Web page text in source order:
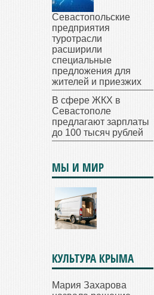
Севастопольские
предприятия
туротрасли
расширили
специальные
предложения для
жителей и приезжих
В сфере ЖКХ в
Севастополе
предлагают зарплаты
до 100 тысяч рублей
МЫ И МИР
КУЛЬТУРА КРЫМА
Мария Захарова